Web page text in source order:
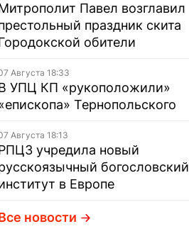
Павел возглавил
праздник скита
обители
Августа 18:33
УПЦ КП «рукоположили»
Тернопольского
Августа 18:13
учредила новый
богословский
в Европе
новости